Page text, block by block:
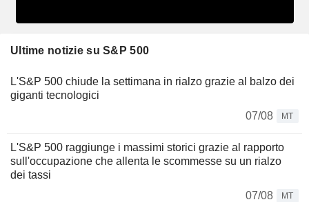
Ultime notizie su S&P 500
L'S&P 500 chiude la settimana in rialzo grazie al balzo dei
giganti tecnologici
07/08
MT
L'S&P 500 raggiunge i massimi storici grazie al rapporto
sull'occupazione che allenta le scommesse su un rialzo
dei tassi
07/08
MT